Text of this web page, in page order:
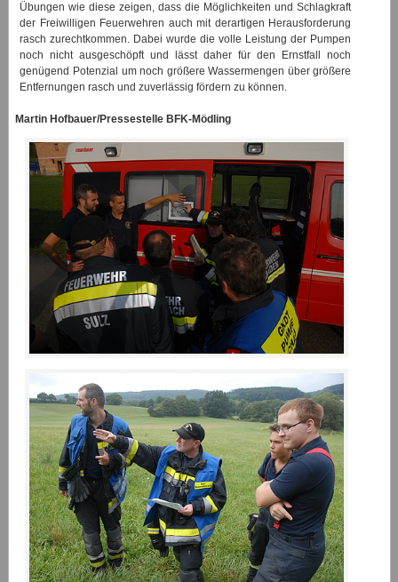
Übungen wie diese zeigen, dass die Möglichkeiten und Schlagkraft
der Freiwilligen Feuerwehren auch mit derartigen Herausforderung
rasch zurechtkommen. Dabei wurde die volle Leistung der Pumpen
noch nicht ausgeschöpft und lässt daher für den Ernstfall noch
genügend Potenzial um noch größere Wassermengen über größere
Entfernungen rasch und zuverlässig fördern zu können.
Martin Hofbauer/Pressestelle BFK-Mödling